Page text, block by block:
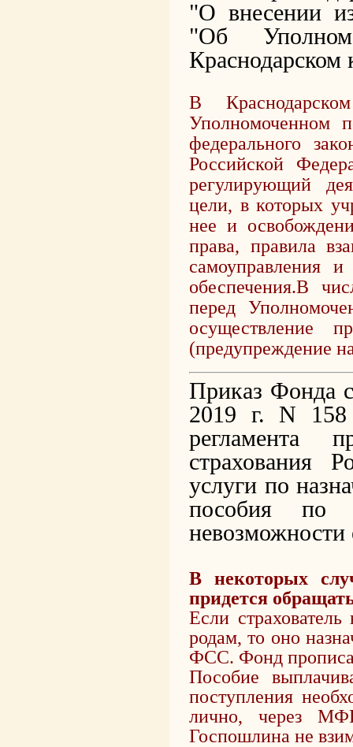
"О внесении
"Об
Краснодарском
В
Уполномоченном
федерального
Российской
регулирующий
цели, в которых
нее и
права, правила
самоуправления
обеспечения.В
перед
осуществление
(предупреждение
Приказ Фонда
2019 г. N 158
регламента
страхования
услуги по
пособия по
невозможности
В некоторых
придется
Если
родам, то оно
ФСС. Фонд
Пособие
поступления
лично, через
Госпошлина не